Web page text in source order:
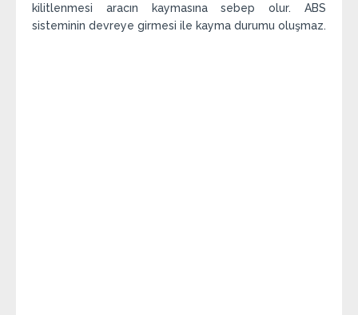
kilitlenmesi aracın kaymasına sebep olur. ABS
sisteminin devreye girmesi ile kayma durumu oluşmaz.